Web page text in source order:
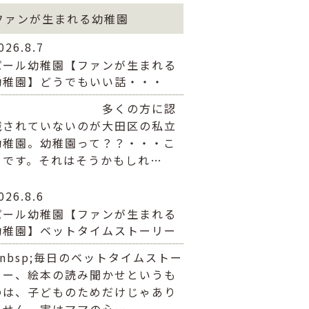
ァンが生まれる幼稚園
ル幼稚園【ファンが生まれる
園】どうでもいい話・・・
くの方に認
れていないのが大田区の私立
園。幼稚園って？？・・・こ
す。それはそうかもしれ…
ル幼稚園【ファンが生まれる
園】ベットタイムストーリー
毎日のベットタイムストー
、絵本の読み聞かせというも
、子どものためだけじゃあり